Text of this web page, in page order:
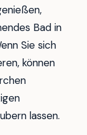
Bad in
Sie sich
können
lassen.